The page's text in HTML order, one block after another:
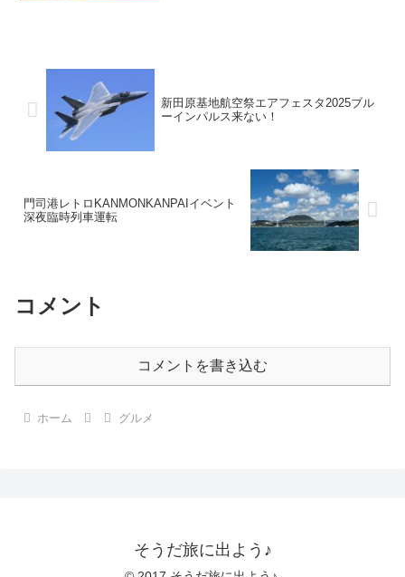
新田原基地航空祭エアフェスタ2025ブル
ーインパルス来ない！
門司港レトロKANMONKANPAIイベント
深夜臨時列車運転
コメント
コメントを書き込む
ホーム グルメ
そうだ旅に出よう♪